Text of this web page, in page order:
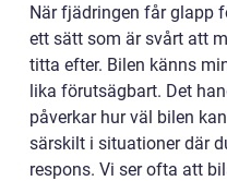
När fjädringen får glapp
ett sätt som är svårt att
titta efter. Bilen känns
lika förutsägbart. Det
påverkar hur väl bilen
särskilt i situationer där
respons. Vi ser ofta att